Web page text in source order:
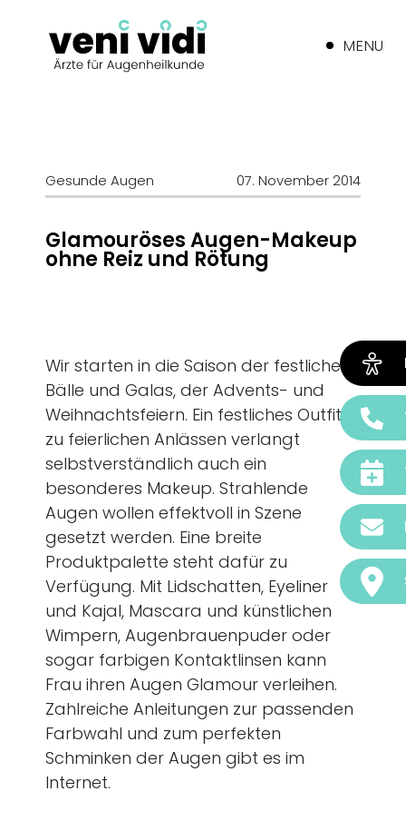
MENU
Gesunde Augen 07. November 2014
Glamouröses Augen-Makeup
ohne Reiz und Rötung
Wir starten in die Saison der festlichen
Bälle und Galas, der Advents- und
Weihnachtsfeiern. Ein festliches Outfit
zu feierlichen Anlässen verlangt
selbstverständlich auch ein
besonderes Makeup. Strahlende
Augen wollen effektvoll in Szene
gesetzt werden. Eine breite
Produktpalette steht dafür zu
Verfügung. Mit Lidschatten, Eyeliner
und Kajal, Mascara und künstlichen
Wimpern, Augenbrauenpuder oder
sogar farbigen Kontaktlinsen kann
Frau ihren Augen Glamour verleihen.
Zahlreiche Anleitungen zur passenden
Farbwahl und zum perfekten
Schminken der Augen gibt es im
Internet.